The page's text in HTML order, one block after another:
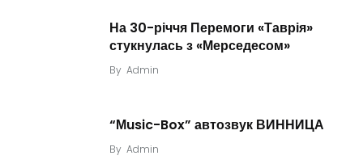
На 30-річчя Перемоги «Таврія»
стукнулась з «Мерседесом»
By Admin
“Мusic-Box” автозвук ВИННИЦА
By Admin